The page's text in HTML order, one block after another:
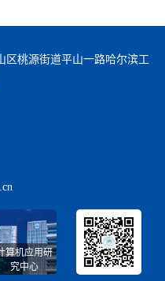
区桃源街道平山一路哈尔滨工
算机应用研
究中心